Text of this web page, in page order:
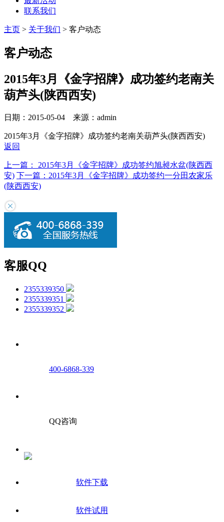
联系我们
主页 > 关于我们 > 客户动态
客户动态
2015年3月《金字招牌》成功签约老南关
葫芦头(陕西西安)
日期：2015-05-04 来源：admin
2015年3月《金字招牌》成功签约老南关葫芦头(陕西西安)
返回
上一篇： 2015年3月《金字招牌》成功签约旭昶水盆(陕西西
安) 下一篇： 2015年3月《金字招牌》成功签约一分田农家乐
(陕西西安)
客服QQ
2355339350
2355339351
2355339352
400-6868-339
QQ咨询
软件下载
软件试用